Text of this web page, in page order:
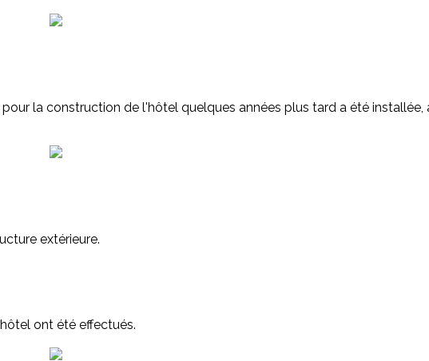
la construction de l'hôtel quelques années plus tard a été installée,
extérieure.
ont été effectués.